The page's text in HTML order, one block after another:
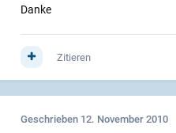
Danke
Zitieren
Geschrieben 12. November 2010